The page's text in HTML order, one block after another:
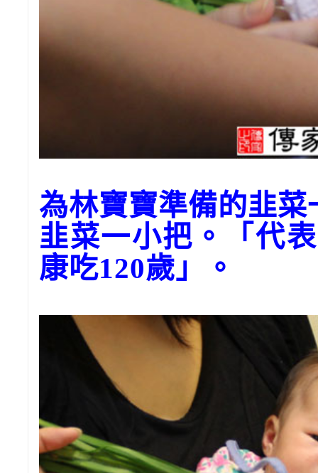
為林寶寶準備的韭菜
韭菜一小把。「代
康吃120歲」。